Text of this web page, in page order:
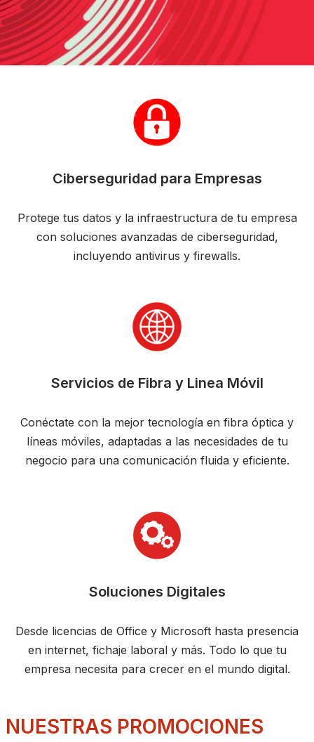
Ciberseguridad para Empresas
Protege tus datos y la infraestructura de tu empresa
con soluciones avanzadas de ciberseguridad,
incluyendo antivirus y firewalls.
Servicios de Fibra y Linea Móvil
Conéctate con la mejor tecnología en fibra óptica y
líneas móviles, adaptadas a las necesidades de tu
negocio para una comunicación fluida y eficiente.
Soluciones Digitales
Desde licencias de Office y Microsoft hasta presencia
en internet, fichaje laboral y más. Todo lo que tu
empresa necesita para crecer en el mundo digital.
NUESTRAS PROMOCIONES